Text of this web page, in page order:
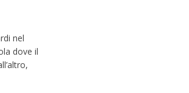
nel
dove il